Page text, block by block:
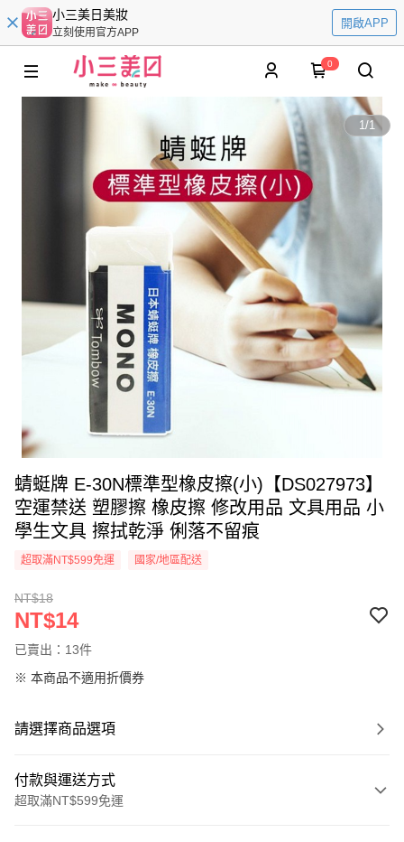
小三美日美妝
立刻使用官方APP
開啟APP
0
1/1
蜻蜓牌 E-30N標準型橡皮擦(小)【DS027973】
空運禁送 塑膠擦 橡皮擦 修改用品 文具用品 小
學生文具 擦拭乾淨 俐落不留痕
超取滿NT$599免運 國家/地區配送
NT$18
NT$14
已賣出：13件
※ 本商品不適用折價券
請選擇商品選項
付款與運送方式
超取滿NT$599免運